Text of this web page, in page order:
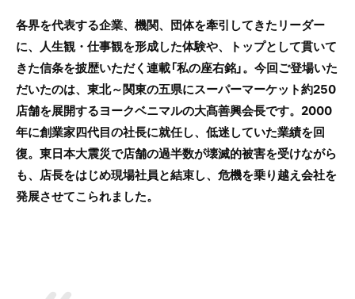
各界を代表する企業、機関、団体を牽引してきたリーダー
に、人生観・仕事観を形成した体験や、トップとして貫いて
きた信条を披歴いただく連載「私の座右銘」。今回ご登場いた
だいたのは、東北～関東の五県にスーパーマーケット約250
店舗を展開するヨークベニマルの大髙善興会長です。2000
年に創業家四代目の社長に就任し、低迷していた業績を回
復。東日本大震災で店舗の過半数が壊滅的被害を受けながら
も、店長をはじめ現場社員と結束し、危機を乗り越え会社を
発展させてこられました。